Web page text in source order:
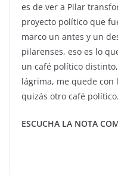
es de ver a Pilar
proyecto político que
marco un antes y un
pilarenses, eso es lo
un café político
lágrima, me quede con
quizás otro café
ESCUCHA LA NOTA